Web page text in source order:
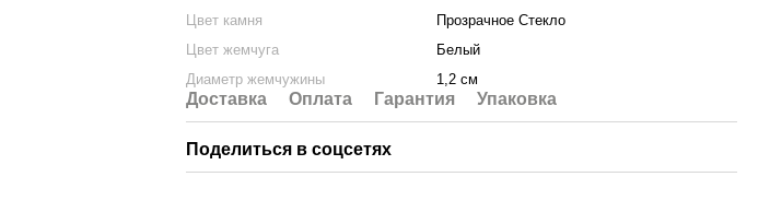
Цвет камня
Прозрачное Стекло
Цвет жемчуга
Белый
Диаметр жемчужины
1,2 см
Доставка Оплата Гарантия Упаковка
Поделиться в соцсетях